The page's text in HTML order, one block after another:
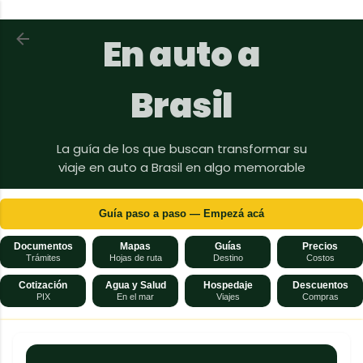
Ir al contenido principal
En auto a
Brasil
La guía de los que buscan transformar su
viaje en auto a Brasil en algo memorable
Guía paso a paso — Empezá acá
Documentos
Trámites
Mapas
Hojas de ruta
Guías
Destino
Precios
Costos
Cotización
PIX
Agua y Salud
En el mar
Hospedaje
Viajes
Descuentos
Compras